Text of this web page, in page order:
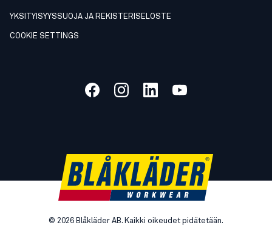
YKSITYISYYSSUOJA JA REKISTERISELOSTE
COOKIE SETTINGS
© 2026 Blåkläder AB. Kaikki oikeudet pidätetään.